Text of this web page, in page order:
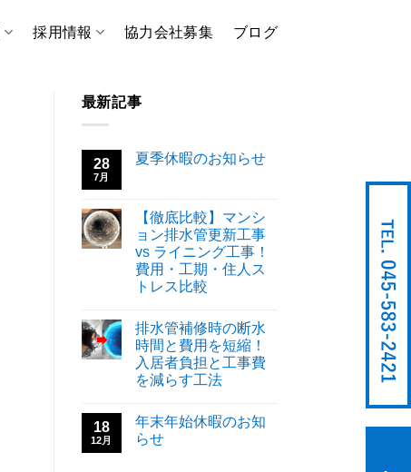
採用情報 協力会社募集 ブログ
最新記事
28
7月
夏季休暇のお知らせ
【徹底比較】マンシ
ョン排水管更新工事
vs ライニング工事！
費用・工期・住人ス
トレス比較
排水管補修時の断水
時間と費用を短縮！
入居者負担と工事費
を減らす工法
18
12月
年末年始休暇のお知
らせ